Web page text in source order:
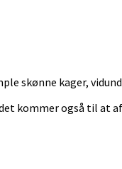
skønne kager,
kommer også til at